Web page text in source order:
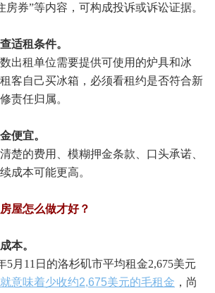
房券”等内容，可构成投诉或诉讼证据。
适租条件。
出租单位需要提供可使用的炉具和冰
客自己买冰箱，必须看租约是否符合新
责任归属。
便宜。
楚的费用、模糊押金条款、口头承诺、
成本可能更高。
屋怎么做才好？
本。
5月11日的洛杉矶市平均租金2,675美元
意味着少收约2,675美元的毛租金 ，尚